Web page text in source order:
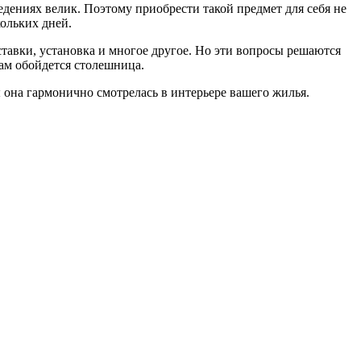
велик. Поэтому приобрести такой предмет для себя не
дней.
установка и многое другое. Но эти вопросы решаются
обойдется столешница.
гармонично смотрелась в интерьере вашего жилья.